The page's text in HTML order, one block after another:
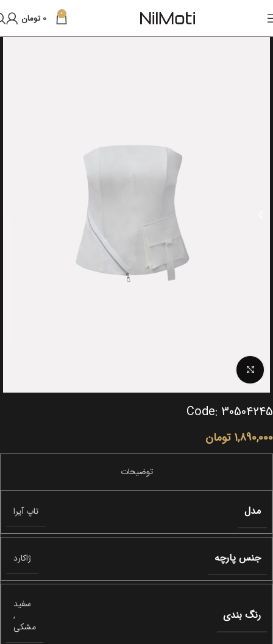
0
0 تومان
Click to enlarge
Code: 30504245
1,890,000 تومان
مدل تاپ آیرا
جنس پارچه ژاکارد
رنگ بندی
سفید
,
مشکی